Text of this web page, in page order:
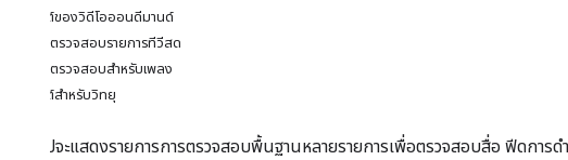
เช็กลิสต์ของวิดีโอออนดีมานด์
รายการตรวจสอบรายการทีวีสด
รายการตรวจสอบสำหรับเพลง
เช็กลิสต์สำหรับวิทยุ
หน้าถัดไปจะแสดงรายการการตรวจสอบพื้นฐานหลายรายการเพื่อตรวจสอบสื่อ ฟีดก